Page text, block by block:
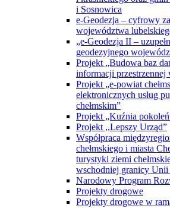
i Sosnowica
e-Geodezja – cyfrowy
województwa
„e-Geodezja II –
geodezyjnego
Projekt „Budowa baz
informacji przestrzennej
Projekt „e-powiat
elektronicznych usług
chełmskim”
Projekt „Kuźnia
Projekt ,,Lepszy Urząd”
Współpraca
chełmskiego i miasta
turystyki ziemi
wschodniej granicy Unii
Narodowy Program
Projekty drogowe
Projekty drogowe w